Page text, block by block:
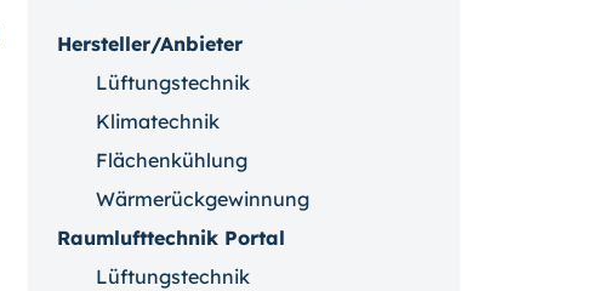
Hersteller/Anbieter
Lüftungstechnik
Klimatechnik
Flächenkühlung
Wärmerückgewinnung
Raumlufttechnik Portal
Lüftungstechnik